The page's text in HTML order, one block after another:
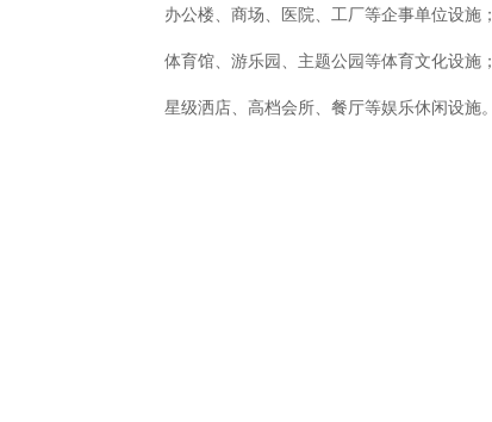
办公楼、商场、医院、工厂等企事单位设施；
体育馆、游乐园、主题公园等体育文化设施；
星级洒店、高档会所、餐厅等娱乐休闲设施。